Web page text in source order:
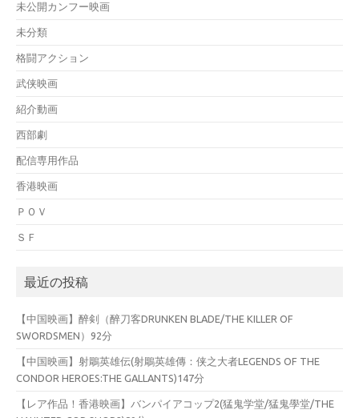
未公開カンフー映画
未分類
格闘アクション
武侠映画
紹介動画
西部劇
配信専用作品
香港映画
ＰＯＶ
ＳＦ
最近の投稿
【中国映画】醉剣（醉刀客DRUNKEN BLADE/THE KILLER OF
SWORDSMEN）92分
【中国映画】射鵰英雄伝(射鵰英雄傳：侠之大者LEGENDS OF THE
CONDOR HEROES:THE GALLANTS)147分
【レア作品！香港映画】バンパイアコップ2(猛鬼学堂/猛鬼學堂/THE